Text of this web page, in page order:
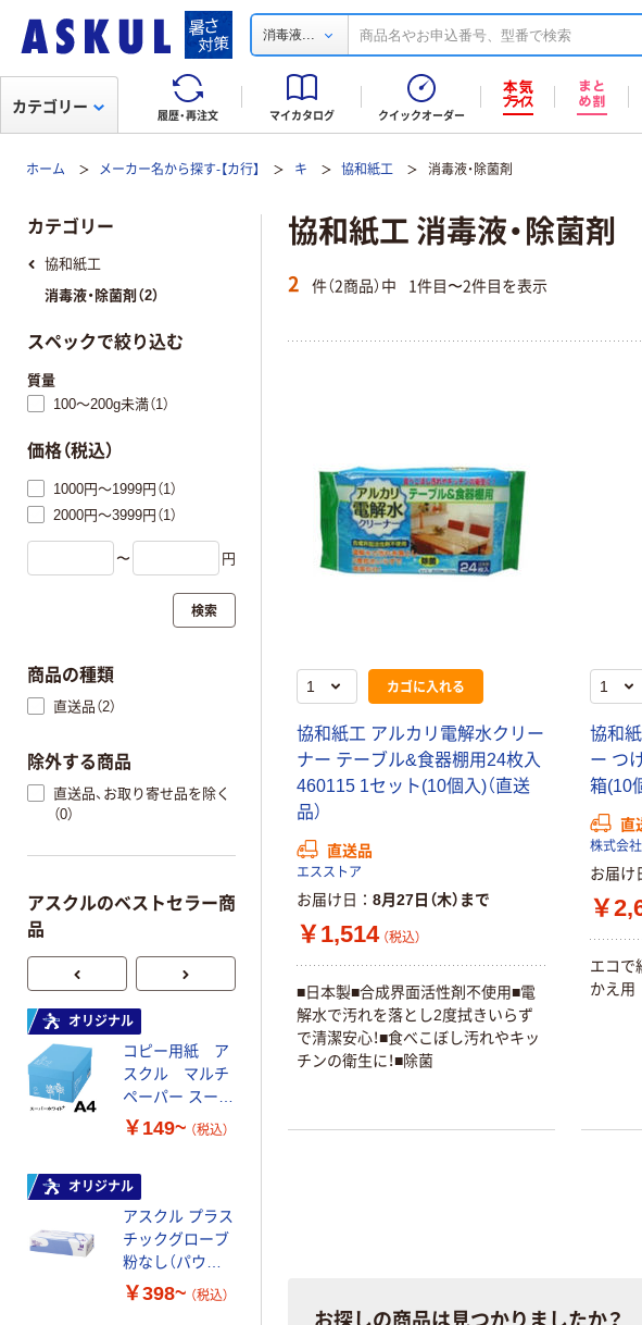
消毒液...
履歴・再注文 マイカタログ クイックオーダー
カテゴリー
ホーム メーカー名から探す-【カ行】 キ 協和紙工 消毒液・除菌剤
協和紙工 消毒液・除菌剤
2 件（2商品）中 1件目〜2件目を表示
カゴに入れる
協和紙工 アルカリ電解水クリー
ナー テーブル&食器棚用24枚入
460115 1セット(10個入)（直送
品）
直送品
エスストア
お届け日 8月27日（木）まで
￥1,514 （税込）
■日本製■合成界面活性剤不使用■電
解水で汚れを落とし2度拭きいらず
で清潔安心！■食べこぼし汚れやキッ
チンの衛生に！■除菌
協和
ー つ
箱(10
直
株式会
お届け
￥
エコで
かえ用
カテゴリー
協和紙工
消毒液・除菌剤（2）
スペックで絞り込む
質量
100～200g未満（1）
価格（税込）
1000円～1999円（1）
2000円～3999円（1）
〜 円
検索
商品の種類
直送品（2）
除外する商品
直送品、お取り寄せ品を除く
（0）
アスクルのベストセラー商
品
オリジナル
コピー用紙 ア
スクル マルチ
ペーパー スーパ
ーホワイト+
￥149~ （税込）
オリジナル
アスクル プラス
チックグローブ
粉なし（パウダ
ーフリー）
￥398~ （税込）
オリジナル
コピー用紙 マ
ルチペーパー
￥149~ （税込）
リサイクル100
￥
付き
（税込）